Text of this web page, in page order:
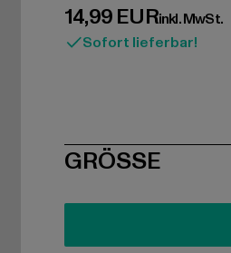
14,99 EUR
Derzeitiger Preis:
inkl. MwSt.
Sofort lieferbar!
SIZE
GRÖSSE